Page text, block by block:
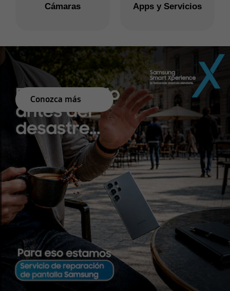
Cámaras Apps y Servicios
Conozca más